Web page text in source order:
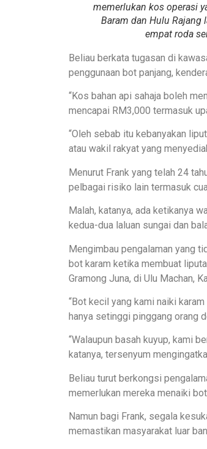
memerlukan kos operasi
Baram dan Hulu Rajang
empat roda
Beliau berkata tugasan di
penggunaan bot panjang,
“Kos bahan api sahaja boleh
mencapai RM3,000 termasuk
“Oleh sebab itu kebanyakan
atau wakil rakyat yang
Menurut Frank yang telah 24
pelbagai risiko lain termasuk
Malah, katanya, ada ketikanya
kedua-dua laluan sungai dan
Mengimbau pengalaman yang
bot karam ketika membuat
Gramong Juna, di Ulu Machan,
“Bot kecil yang kami naiki
hanya setinggi pinggang orang
“Walaupun basah kuyup, kami
katanya, tersenyum
Beliau turut berkongsi
memerlukan mereka menaiki
Namun bagi Frank, segala
memastikan masyarakat luar